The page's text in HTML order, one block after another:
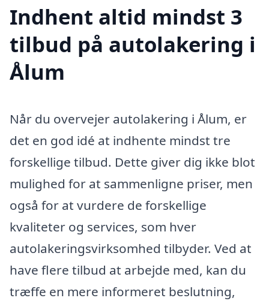
Indhent altid mindst 3
tilbud på autolakering i
Ålum
Når du overvejer autolakering i Ålum, er
det en god idé at indhente mindst tre
forskellige tilbud. Dette giver dig ikke blot
mulighed for at sammenligne priser, men
også for at vurdere de forskellige
kvaliteter og services, som hver
autolakeringsvirksomhed tilbyder. Ved at
have flere tilbud at arbejde med, kan du
træffe en mere informeret beslutning,